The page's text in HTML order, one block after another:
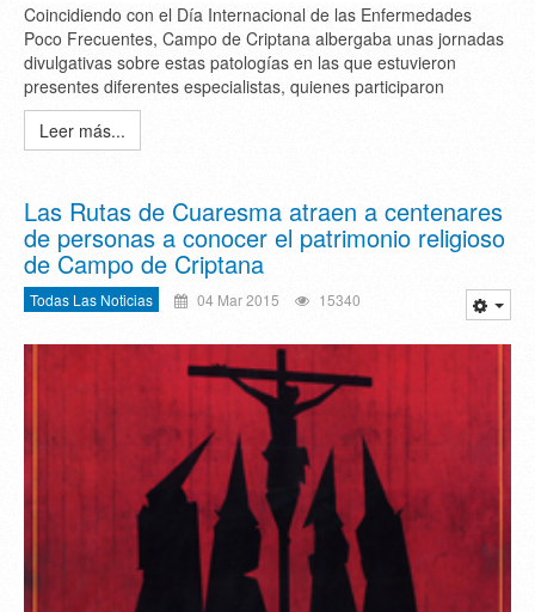
Coincidiendo con el Día Internacional de las Enfermedades
Poco Frecuentes, Campo de Criptana albergaba unas jornadas
divulgativas sobre estas patologías en las que estuvieron
presentes diferentes especialistas, quienes participaron
Leer más...
Las Rutas de Cuaresma atraen a centenares
de personas a conocer el patrimonio religioso
de Campo de Criptana
Todas Las Noticias 04 Mar 2015 15340